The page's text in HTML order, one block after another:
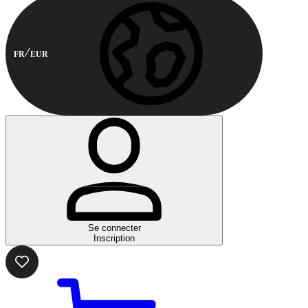
FR EUR
Se connecter
Inscription